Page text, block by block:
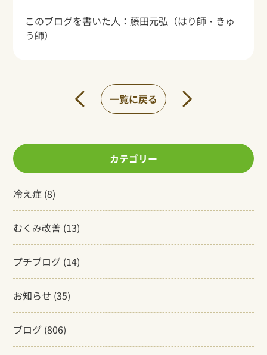
このブログを書いた人： 藤田元弘 （はり師・きゅ
う師）
一覧に戻る
カテゴリー
冷え症 (8)
むくみ改善 (13)
プチブログ (14)
お知らせ (35)
ブログ (806)